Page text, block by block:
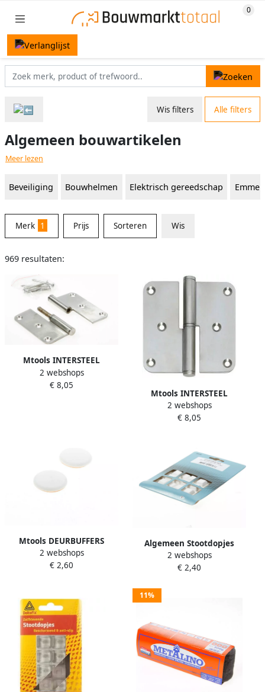
Wis filters Alle filters
Algemeen bouwartikelen
Meer lezen
Beveiliging Bouwhelmen Elektrisch gereedschap
Merk 1 Prijs Sorteren Wis
969 resultaten:
Mtools INTERSTEEL
Paumelles DIN rechts
afgerond 3 5x3 5 (89x89x2
2 webshops
€ 8,05
Mtools INTERSTEEL
Paumelles DIN links
afgerond 3 5x3 5 (89x89x2
2 webshops
€ 8,05
Mtools DEURBUFFERS
STOOTDOPPEN WIT ROND
2ST. |
2 webshops
€ 2,60
Algemeen Stootdopjes
zelfkl.wit 18x18x6 (8)
2 webshops
€ 2,40
11%